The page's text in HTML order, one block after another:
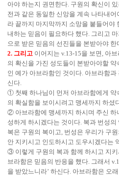
아야 하는지 권면한다. 구원의 확신이
전과 같은 동일한 신앙을 계속 나타내
라 끝까지 마지막까지 소망을 붙들어야
내하는 믿음이 필요하다 했다. 그리고
으로 받은 믿음의 선진들을 본받아야 한
2. 그리고 이어지는 v.13-15을 보면, 아
의 확신을 가진 성도들이 본받아야할
인 예가 아브라함인 것이다. 아브라함
신다.
① 첫째 하나님이 먼저 아브라함에게 약
의 확실함을 보이시려고 맹세까지 하셨
② 아브라함에 맹세까지 하시며 주신 하
성하게 하시겠다는 것이다. 복과 번성
복은 구원의 복이고, 번성은 우리가 구
안 지키시고 인도하시고 도우시겠다는
③ 이렇게 구원의 복과 함께 하시고 지
브라함은 믿음의 반응을 했다. 그래서
을 받았느니라’ 하신다. 아브라함은 오